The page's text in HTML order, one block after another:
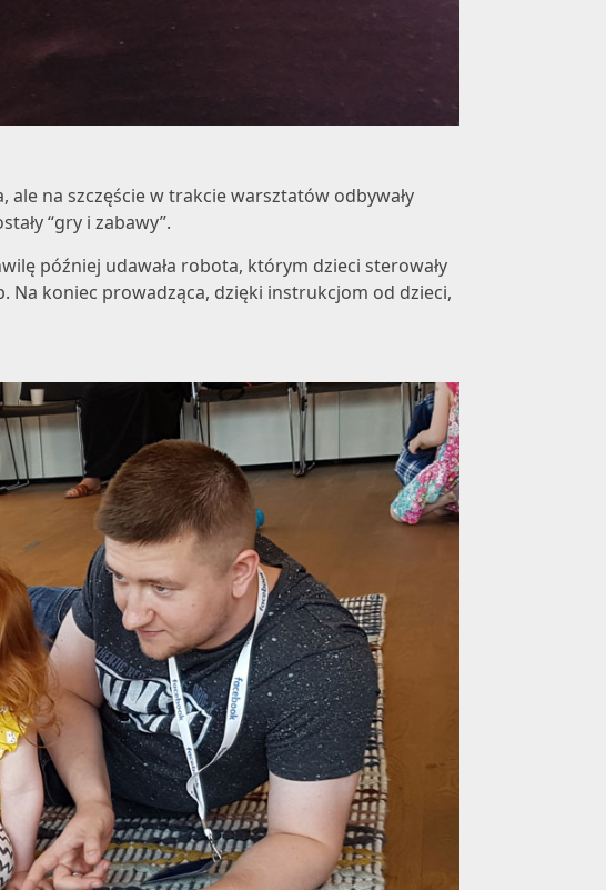
ale na szczęście w trakcie warsztatów odbywały
“gry i zabawy”.
później udawała robota, którym dzieci sterowały
Na koniec prowadząca, dzięki instrukcjom od dzieci,